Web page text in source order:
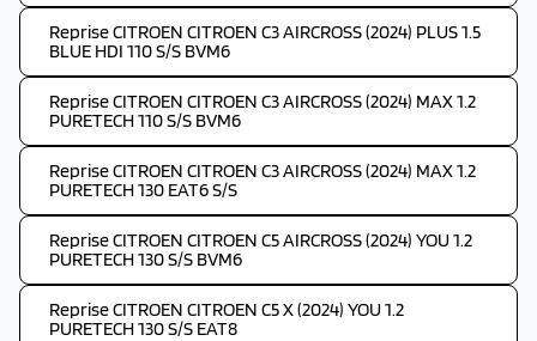
Reprise CITROEN CITROEN C3 AIRCROSS (2024) PLUS 1.5
BLUE HDI 110 S/S BVM6
Reprise CITROEN CITROEN C3 AIRCROSS (2024) MAX 1.2
PURETECH 110 S/S BVM6
Reprise CITROEN CITROEN C3 AIRCROSS (2024) MAX 1.2
PURETECH 130 EAT6 S/S
Reprise CITROEN CITROEN C5 AIRCROSS (2024) YOU 1.2
PURETECH 130 S/S BVM6
Reprise CITROEN CITROEN C5 X (2024) YOU 1.2
PURETECH 130 S/S EAT8